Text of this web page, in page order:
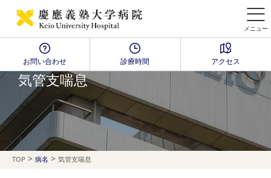
メニュー
お問い合わせ 診療時間 アクセス
Disease Name Search
気管支喘息
TOP > 病名 > 気管支喘息